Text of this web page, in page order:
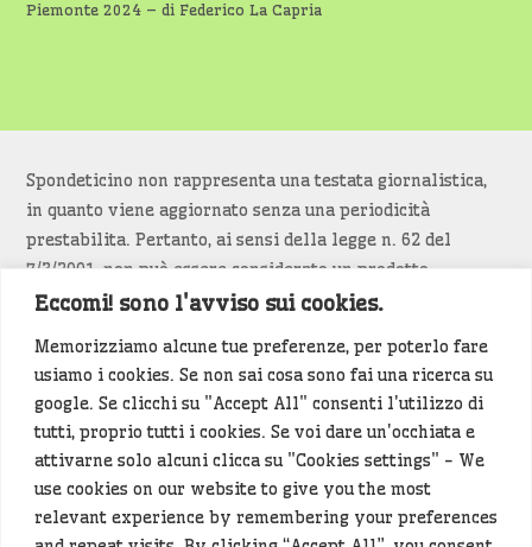
Eccomi! sono l'avviso sui cookies.
Memorizziamo alcune tue preferenze, per poterlo fare
usiamo i cookies. Se non sai cosa sono fai una ricerca su
google. Se clicchi su "Accept All" consenti l'utilizzo di
tutti, proprio tutti i cookies. Se voi dare un'occhiata e
attivarne solo alcuni clicca su "Cookies settings" - We
use cookies on our website to give you the most
relevant experience by remembering your preferences
Piemonte 2024 – di Federico La Capria
Spondeticino non rappresenta una testata giornalistica,
in quanto viene aggiornato senza una periodicità
prestabilita. Pertanto, ai sensi della legge n. 62 del
7/3/2001, non può essere considerato un prodotto
editoriale.
Siamo attenti a non violare copyright e diritti
d’immagine. Se un contenuto è di tua proprietà e vuoi
richiederne la rimozionediccelo(<- clicca per inviarci un
messaggio).
Alcuni articoli sono generati in bozza rielaborando, con
l'intelligenza artificiale generativa, contenuti